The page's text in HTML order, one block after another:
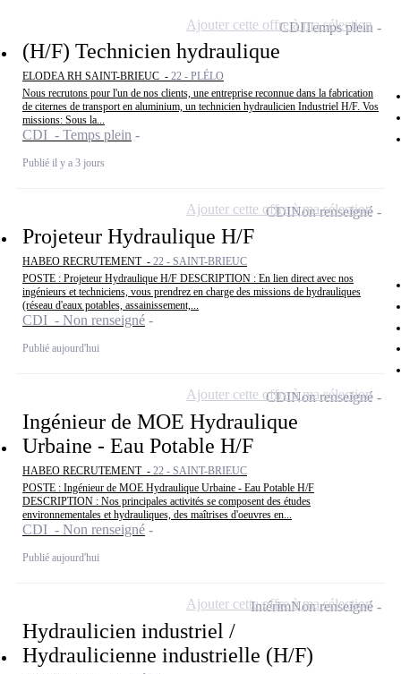
(H/F) Technicien hydraulique
ELODEA RH SAINT-BRIEUC - 22 - PLÉLO
Nous recrutons pour l'un de nos clients, une entreprise reconnue dans la fabrication
de citernes de transport en aluminium, un technicien hydraulicien Industriel H/F. Vos
missions: Sous la...
CDI - Temps plein
Publié il y a 3 jours
CDITemps plein
Ajouter cette offre à ma sélection
Projeteur Hydraulique H/F
HABEO RECRUTEMENT - 22 - SAINT-BRIEUC
POSTE : Projeteur Hydraulique H/F DESCRIPTION : En lien direct avec nos
ingénieurs et techniciens, vous prendrez en charge des missions de hydrauliques
(réseau d'eaux potables, assainissement,...
CDI - Non renseigné
Publié aujourd'hui
CDINon renseigné
Ajouter cette offre à ma sélection
Ingénieur de MOE Hydraulique
Urbaine - Eau Potable H/F
HABEO RECRUTEMENT - 22 - SAINT-BRIEUC
POSTE : Ingénieur de MOE Hydraulique Urbaine - Eau Potable H/F
DESCRIPTION : Nos principales activités se composent des études
environnementales et hydrauliques, des maîtrises d'oeuvres en...
CDI - Non renseigné
Publié aujourd'hui
CDINon renseigné
Ajouter cette offre à ma sélection
Hydraulicien industriel /
Hydraulicienne industrielle (H/F)
IntérimNon renseigné
Ajouter cette offre à ma sélection